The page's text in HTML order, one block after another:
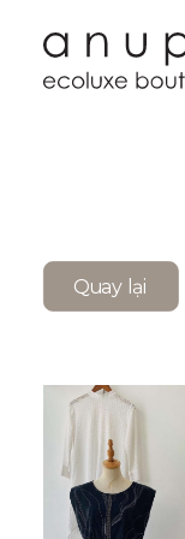
Quay lại